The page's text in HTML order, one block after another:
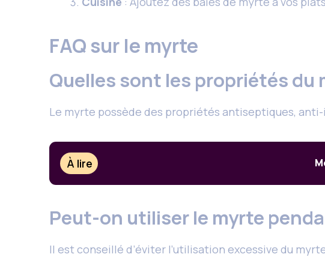
FAQ sur le myrte
Quelles sont les propriétés du
Le myrte possède des propriétés antiseptiques,
À lire
Peut-on utiliser le myrte
Il est conseillé d’éviter l’utilisation excessive du